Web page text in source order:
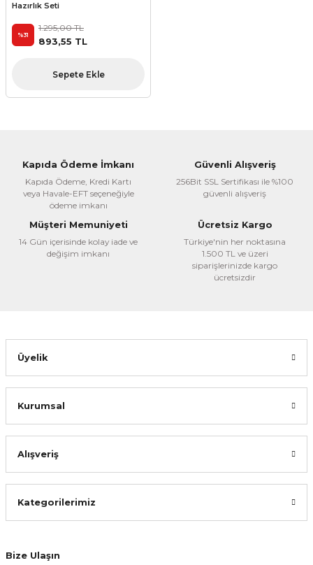
Hazırlık Seti
%31
1.295,00 TL
893,55 TL
Sepete Ekle
Kapıda Ödeme İmkanı
Kapıda Ödeme, Kredi Kartı
veya Havale-EFT seçeneğiyle
ödeme imkanı
Güvenli Alışveriş
256Bit SSL Sertifikası ile %100
güvenli alışveriş
Müşteri Memuniyeti
14 Gün içerisinde kolay iade ve
değişim imkanı
Ücretsiz Kargo
Türkiye'nin her noktasına
1.500 TL ve üzeri
siparişlerinizde kargo
ücretsizdir
Bize Ulaşın
Üyelik
Kurumsal
Alışveriş
Kategorilerimiz